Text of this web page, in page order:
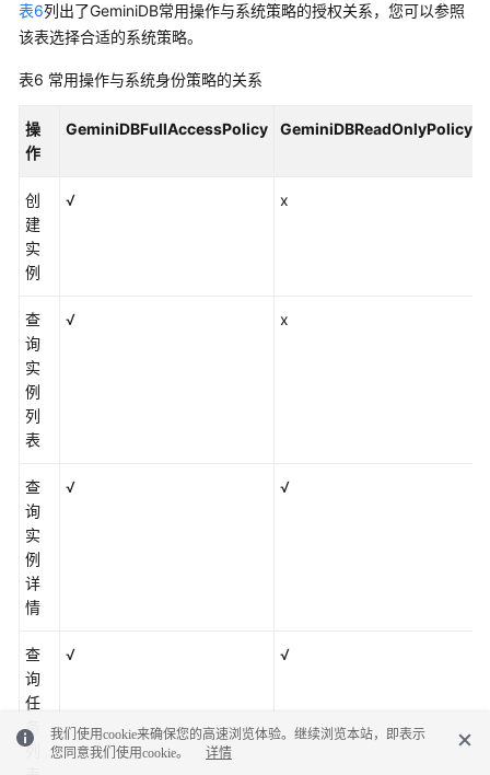
表6列出了GeminiDB常用操作与系统策略的授权关系，您可以参照
该表选择合适的系统策略。
表6 常用操作与系统身份策略的关系
操
作
GeminiDBFullAccessPolicy GeminiDBReadOnlyPolicy
创
建
实
例
√ x
查
询
实
例
列
表
√ x
查
询
实
例
详
情
√ √
查
询
任
务
列
√ √
我们使用cookie来确保您的高速浏览体验。继续浏览本站，即表示
您同意我们使用cookie。
详情